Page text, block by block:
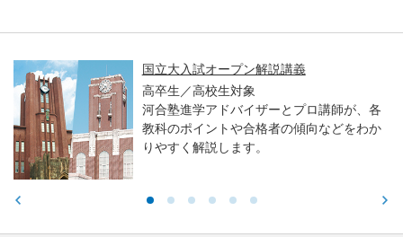
国立大入試オープン解説講義
高卒生／高校生対象
河合塾進学アドバイザーとプロ講師が、各
教科のポイントや合格者の傾向などをわか
りやすく解説します。